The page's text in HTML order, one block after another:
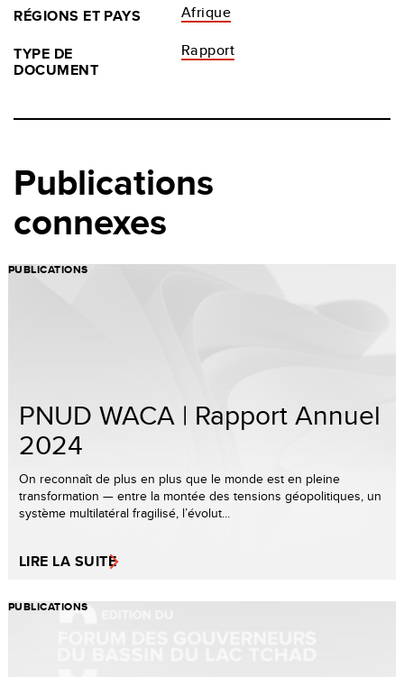
RÉGIONS ET PAYS
Afrique
TYPE DE
DOCUMENT
Rapport
Publications
connexes
PUBLICATIONS
PNUD WACA | Rapport Annuel
2024
On reconnaît de plus en plus que le monde est en pleine
transformation — entre la montée des tensions géopolitiques, un
système multilatéral fragilisé, l’évolut...
LIRE LA SUITE
PUBLICATIONS